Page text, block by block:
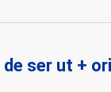
ser ut +